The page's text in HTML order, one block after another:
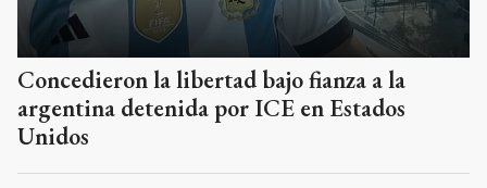
Concedieron la libertad bajo fianza a la
argentina detenida por ICE en Estados
Unidos